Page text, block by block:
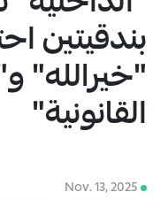
بندقيتين
"خيرالله"
القانونية"
Nov. 13, 2025